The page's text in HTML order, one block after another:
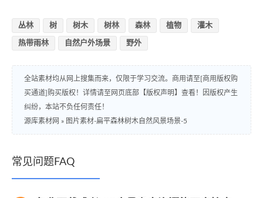
丛林 树 树木 树林 森林 植物 灌木
热带雨林 自然户外场景 野外
全站素材均从网上搜集而来，仅限于学习交流。商用请至[商用版权购
买通道]购买版权！详情请至网页底部【版权声明】查看！因版权产生
纠纷，本站不负任何责任！
源库素材网 » 图片素材-扁平森林树木自然风景场景-5
常见问题FAQ